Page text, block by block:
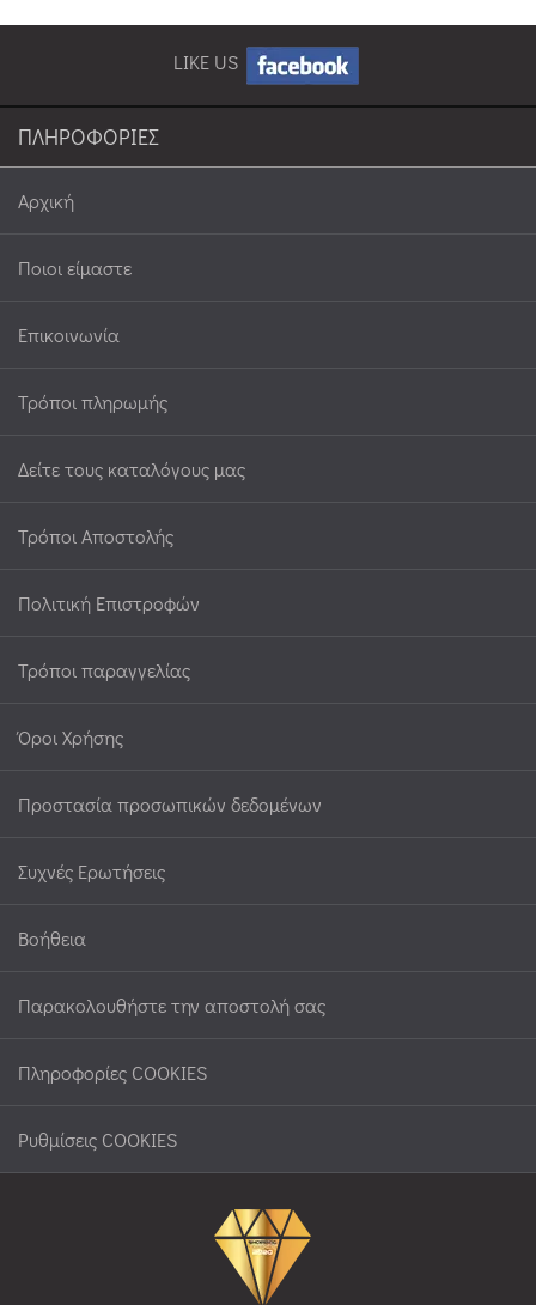
LIKE US
ΠΛΗΡΟΦΟΡΙΕΣ
Αρχική
Ποιοι είμαστε
Επικοινωνία
Τρόποι πληρωμής
Δείτε τους καταλόγους μας
Τρόποι Αποστολής
Πολιτική Επιστροφών
Τρόποι παραγγελίας
Όροι Χρήσης
Προστασία προσωπικών δεδομένων
Συχνές Ερωτήσεις
Βοήθεια
Παρακολουθήστε την αποστολή σας
Πληροφορίες COOKIES
Ρυθμίσεις COOKIES